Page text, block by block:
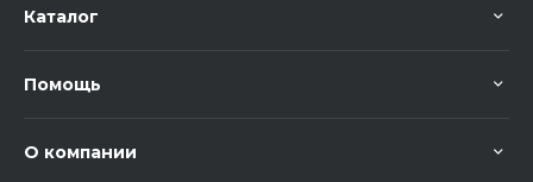
Каталог
Помощь
О компании